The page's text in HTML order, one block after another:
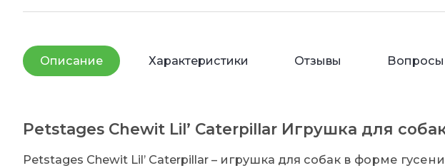
Описание Характеристики Отзывы Вопросы
Petstages Chewit Lil’ Caterpillar Игрушка для
Petstages Chewit Lil’ Caterpillar – игрушка для собак в форме